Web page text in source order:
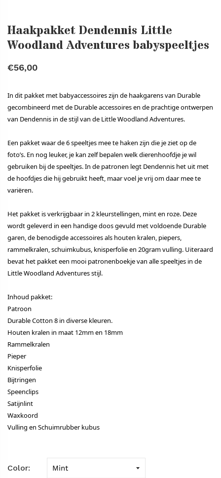
Haakpakket Dendennis Little
Woodland Adventures babyspeeltjes
€56,00
In dit pakket met babyaccessoires zijn de haakgarens van Durable
gecombineerd met de Durable accessoires en de prachtige ontwerpen
van Dendennis in de stijl van de Little Woodland Adventures.
Een pakket waar de 6 speeltjes mee te haken zijn die je ziet op de
foto’s. En nog leuker, je kan zelf bepalen welk dierenhoofdje je wil
gebruiken bij de speeltjes. In de patronen legt Dendennis het uit met
de hoofdjes die hij gebruikt heeft, maar voel je vrij om daar mee te
variëren.
Het pakket is verkrijgbaar in 2 kleurstellingen, mint en roze. Deze
wordt geleverd in een handige doos gevuld met voldoende Durable
garen, de benodigde accessoires als houten kralen, piepers,
rammelkralen, schuimkubus, knisperfolie en 20gram vulling. Uiteraard
bevat het pakket een mooi patronenboekje van alle speeltjes in de
Little Woodland Adventures stijl.
Inhoud pakket:
Patroon
Durable Cotton 8 in diverse kleuren.
Houten kralen in maat 12mm en 18mm
Rammelkralen
Pieper
Knisperfolie
Bijtringen
Speenclips
Satijnlint
Waxkoord
Vulling en Schuimrubber kubus
Color